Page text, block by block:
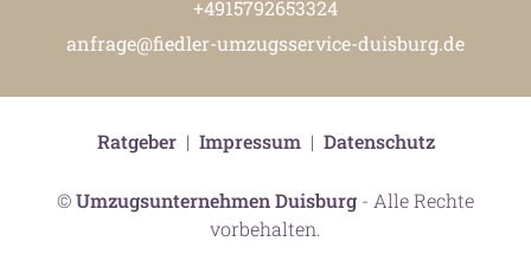
+4915792653324
anfrage@fiedler-umzugsservice-duisburg.de
©Umzugsunternehmen Duisburg - Alle Rechte
vorbehalten.
Ratgeber| Impressum| Datenschutz